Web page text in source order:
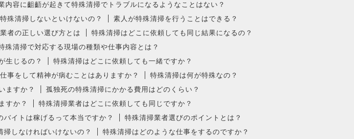
内容に齟齬が起きて特殊清掃でトラブルになるようなことはない？
殊清掃しないといけないの？
素人が特殊清掃を行うことはできる？
者の正しい選び方とは
特殊清掃はどこに依頼しても同じ結果になるの？
殊清掃で対応する現場の種類や仕事内容とは？
生じるの？
特殊清掃はどこに依頼しても一緒ですか？
事をして精神が病むことはありますか？
特殊清掃は何が特殊なの？
ますか？
孤独死の特殊清掃にかかる費用はどのくらい？
すか？
特殊清掃業者はどこに依頼しても同じですか？
バイトは稼げるって本当ですか？
特殊清掃業者選びのポイントとは？
掃しなければいけないの？
特殊清掃はどのような仕事をするのですか？